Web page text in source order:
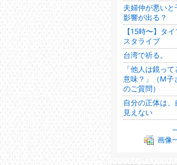
夫婦仲が悪いと
影響が出る？
【15時〜】タ
スタライブ
台湾で祈る。
「他人は鏡って
意味？」（M子
のご質問）
自分の正体は、
見えない
画像